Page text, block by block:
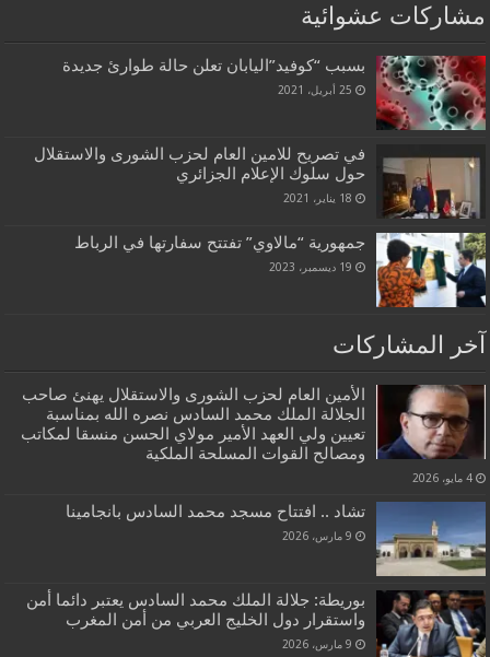
مشاركات عشوائية
بسبب “كوفيد”اليابان تعلن حالة طوارئ جديدة
25 أبريل، 2021
في تصريح للامين العام لحزب الشورى والاستقلال
حول سلوك الإعلام الجزائري
18 يناير، 2021
جمهورية “مالاوي” تفتتح سفارتها في الرباط
19 ديسمبر، 2023
آخر المشاركات
الأمين العام لحزب الشورى والاستقلال يهنئ صاحب
الجلالة الملك محمد السادس نصره الله بمناسبة
تعيين ولي العهد الأمير مولاي الحسن منسقا لمكاتب
ومصالح القوات المسلحة الملكية
4 مايو، 2026
تشاد .. افتتاح مسجد محمد السادس بانجامينا
9 مارس، 2026
بوريطة: جلالة الملك محمد السادس يعتبر دائما أمن
واستقرار دول الخليج العربي من أمن المغرب
9 مارس، 2026